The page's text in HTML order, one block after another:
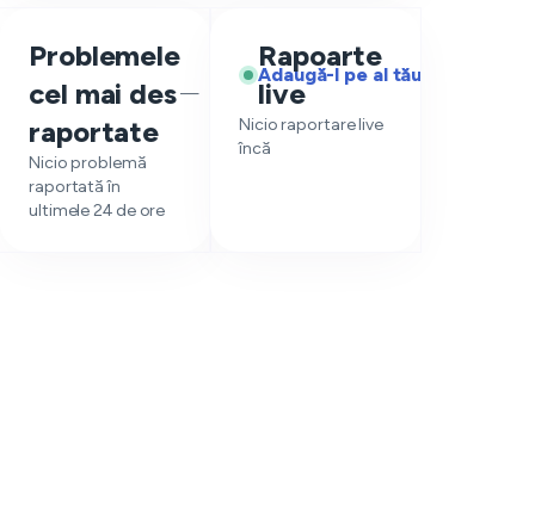
Problemele
cel mai des
raportate
—
Nicio problemă
raportată în
ultimele 24 de ore
Rapoarte
live
Adaugă-l pe al tău
Nicio raportare live
încă